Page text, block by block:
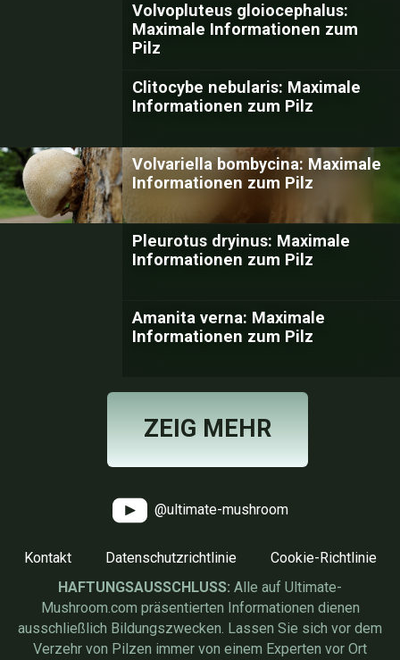
Volvopluteus gloiocephalus:
Maximale Informationen zum
Pilz
Clitocybe nebularis: Maximale
Informationen zum Pilz
Volvariella bombycina: Maximale
Informationen zum Pilz
Pleurotus dryinus: Maximale
Informationen zum Pilz
Amanita verna: Maximale
Informationen zum Pilz
ZEIG MEHR
@ultimate-mushroom
Kontakt Datenschutzrichtlinie
Cookie-Richtlinie
HAFTUNGSAUSSCHLUSS: Alle auf Ultimate-
Mushroom.com präsentierten Informationen dienen
ausschließlich Bildungszwecken. Lassen Sie sich vor dem
Verzehr von Pilzen immer von einem Experten vor Ort